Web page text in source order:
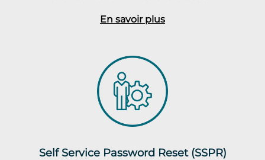
En savoir plus
Self Service Password Reset (SSPR)